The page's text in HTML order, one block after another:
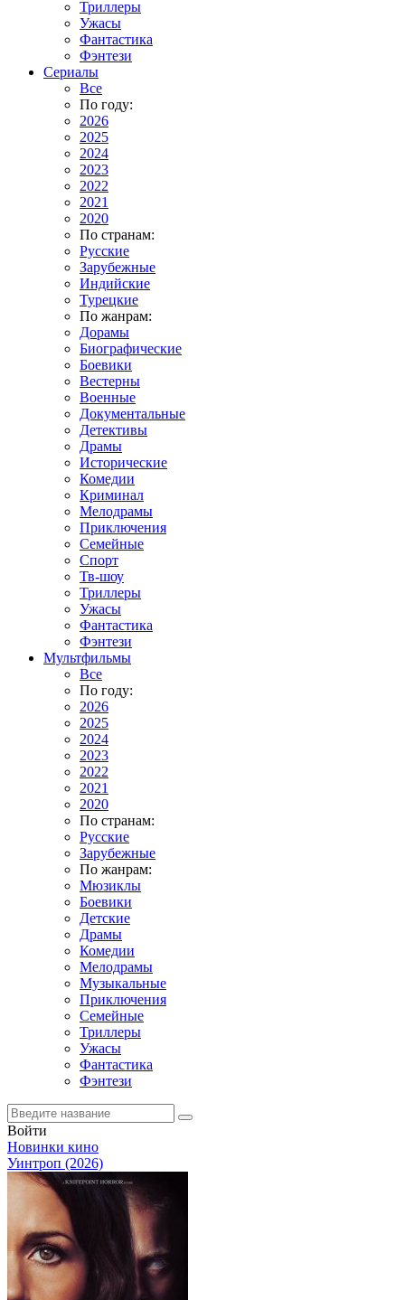
Триллеры
Ужасы
Фантастика
Фэнтези
Сериалы
Все
По году:
2026
2025
2024
2023
2022
2021
2020
По странам:
Русские
Зарубежные
Индийские
Турецкие
По жанрам:
Дорамы
Биографические
Боевики
Вестерны
Военные
Документальные
Детективы
Драмы
Исторические
Комедии
Криминал
Мелодрамы
Приключения
Семейные
Спорт
Тв-шоу
Триллеры
Ужасы
Фантастика
Фэнтези
Мультфильмы
Все
По году:
2026
2025
2024
2023
2022
2021
2020
По странам:
Русские
Зарубежные
По жанрам:
Мюзиклы
Боевики
Детские
Драмы
Комедии
Мелодрамы
Музыкальные
Приключения
Семейные
Триллеры
Ужасы
Фантастика
Фэнтези
Войти
Новинки кино
Уинтроп (2026)